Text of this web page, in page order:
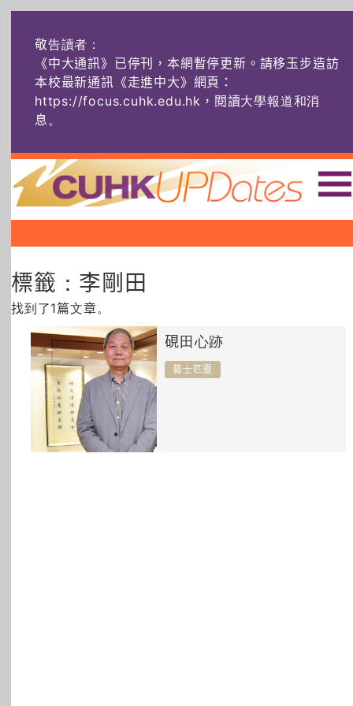
敬告讀者：
《中大通訊》已停刊，本網暫停更新。請移玉步造訪
本校最新通訊《走進中大》網頁：
https://focus.cuhk.edu.hk，閱讀大學報道和消
息。
主頁 |||
社創薈動
藝士匹靈 雅共賞
所有主題
標籤：李剛田
找到了1篇文章。
硯田心跡
藝士匹靈